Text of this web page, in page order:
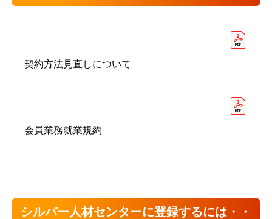
契約方法見直しについて
会員業務就業規約
シルバー人材センターに登録するには・・